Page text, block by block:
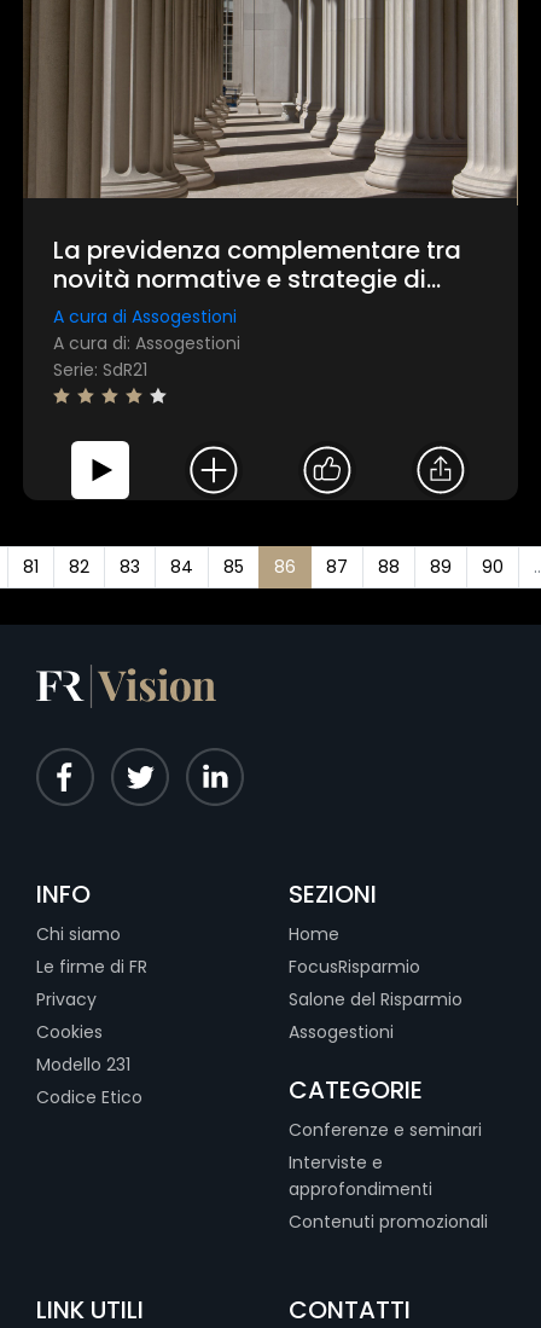
La previdenza complementare tra
novità normative e strategie di
investimento
A cura di Assogestioni
A cura di: Assogestioni
Serie: SdR21
81 82 83 84 85 86 87 88 89 90
INFO
Chi siamo
Le firme di FR
Privacy
Cookies
Modello 231
Codice Etico
SEZIONI
Home
FocusRisparmio
Salone del Risparmio
Assogestioni
CATEGORIE
Conferenze e seminari
Interviste e
approfondimenti
Contenuti promozionali
LINK UTILI CONTATTI